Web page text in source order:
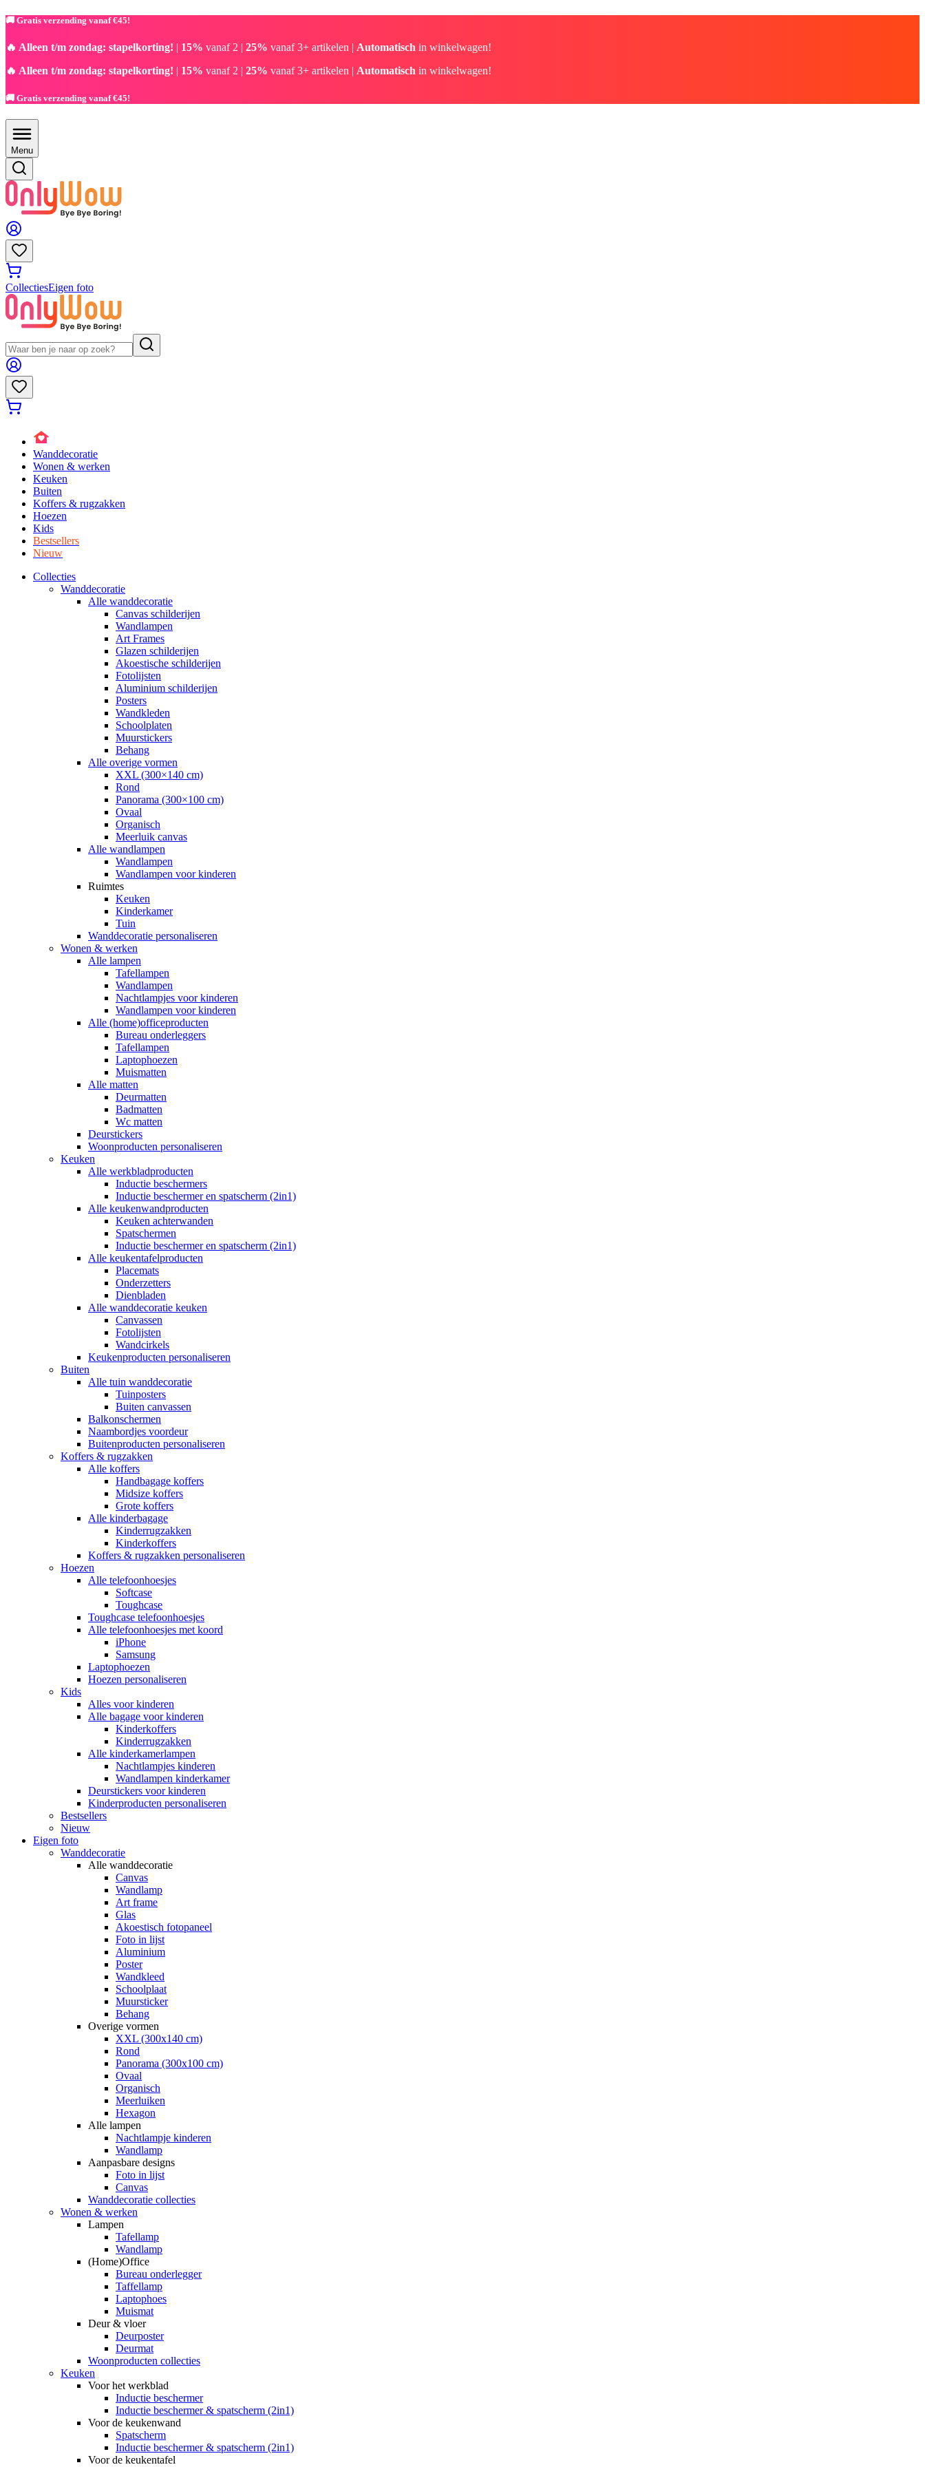
🚚 Gratis verzending vanaf €45!
🔥 Alleen t/m zondag: stapelkorting! | 15% vanaf 2 | 25% vanaf 3+ artikelen | Automatisch in winkelwagen!
🔥 Alleen t/m zondag: stapelkorting! | 15% vanaf 2 | 25% vanaf 3+ artikelen | Automatisch in winkelwagen!
🚚 Gratis verzending vanaf €45!
Menu
CollectiesEigen foto
Wanddecoratie
Wonen & werken
Keuken
Buiten
Koffers & rugzakken
Hoezen
Kids
Bestsellers
Nieuw
Collecties
Wanddecoratie
Alle wanddecoratie
Canvas schilderijen
Wandlampen
Art Frames
Glazen schilderijen
Akoestische schilderijen
Fotolijsten
Aluminium schilderijen
Posters
Wandkleden
Schoolplaten
Muurstickers
Behang
Alle overige vormen
XXL (300×140 cm)
Rond
Panorama (300×100 cm)
Ovaal
Organisch
Meerluik canvas
Alle wandlampen
Wandlampen
Wandlampen voor kinderen
Ruimtes
Keuken
Kinderkamer
Tuin
Wanddecoratie personaliseren
Wonen & werken
Alle lampen
Tafellampen
Wandlampen
Nachtlampjes voor kinderen
Wandlampen voor kinderen
Alle (home)officeproducten
Bureau onderleggers
Tafellampen
Laptophoezen
Muismatten
Alle matten
Deurmatten
Badmatten
Wc matten
Deurstickers
Woonproducten personaliseren
Keuken
Alle werkbladproducten
Inductie beschermers
Inductie beschermer en spatscherm (2in1)
Alle keukenwandproducten
Keuken achterwanden
Spatschermen
Inductie beschermer en spatscherm (2in1)
Alle keukentafelproducten
Placemats
Onderzetters
Dienbladen
Alle wanddecoratie keuken
Canvassen
Fotolijsten
Wandcirkels
Keukenproducten personaliseren
Buiten
Alle tuin wanddecoratie
Tuinposters
Buiten canvassen
Balkonschermen
Naambordjes voordeur
Buitenproducten personaliseren
Koffers & rugzakken
Alle koffers
Handbagage koffers
Midsize koffers
Grote koffers
Alle kinderbagage
Kinderrugzakken
Kinderkoffers
Koffers & rugzakken personaliseren
Hoezen
Alle telefoonhoesjes
Softcase
Toughcase
Toughcase telefoonhoesjes
Alle telefoonhoesjes met koord
iPhone
Samsung
Laptophoezen
Hoezen personaliseren
Kids
Alles voor kinderen
Alle bagage voor kinderen
Kinderkoffers
Kinderrugzakken
Alle kinderkamerlampen
Nachtlampjes kinderen
Wandlampen kinderkamer
Deurstickers voor kinderen
Kinderproducten personaliseren
Bestsellers
Nieuw
Eigen foto
Wanddecoratie
Alle wanddecoratie
Canvas
Wandlamp
Art frame
Glas
Akoestisch fotopaneel
Foto in lijst
Aluminium
Poster
Wandkleed
Schoolplaat
Muursticker
Behang
Overige vormen
XXL (300x140 cm)
Rond
Panorama (300x100 cm)
Ovaal
Organisch
Meerluiken
Hexagon
Alle lampen
Nachtlampje kinderen
Wandlamp
Aanpasbare designs
Foto in lijst
Canvas
Wanddecoratie collecties
Wonen & werken
Lampen
Tafellamp
Wandlamp
(Home)Office
Bureau onderlegger
Taffellamp
Laptophoes
Muismat
Deur & vloer
Deurposter
Deurmat
Woonproducten collecties
Keuken
Voor het werkblad
Inductie beschermer
Inductie beschermer & spatscherm (2in1)
Voor de keukenwand
Spatscherm
Inductie beschermer & spatscherm (2in1)
Voor de keukentafel